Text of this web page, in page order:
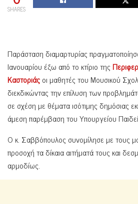
SHARES
Παράσταση διαμαρτυρίας
Ιανουαρίου έξω από το κτίριο της
Καστοριάςοι μαθητές του Μουσικού
διεκδικώντας την επίλυση των
σε σχέση με θέματα ισότιμης δημόσιας
άμεση παρέμβαση του Υπουργείου
Ο κ. Σαββόπουλος συνομίλησε με τους
προσοχή τα δίκαια αιτήματά τους και
αρμοδίως.